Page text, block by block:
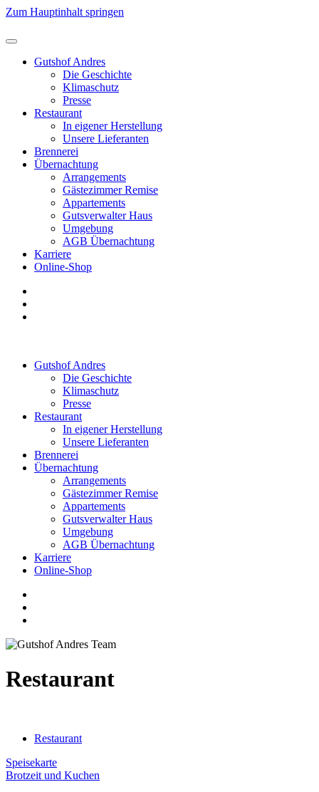
Zum Hauptinhalt springen
Gutshof Andres
Die Geschichte
Klimaschutz
Presse
Restaurant
In eigener Herstellung
Unsere Lieferanten
Brennerei
Übernachtung
Arrangements
Gästezimmer Remise
Appartements
Gutsverwalter Haus
Umgebung
AGB Übernachtung
Karriere
Online-Shop
Gutshof Andres
Die Geschichte
Klimaschutz
Presse
Restaurant
In eigener Herstellung
Unsere Lieferanten
Brennerei
Übernachtung
Arrangements
Gästezimmer Remise
Appartements
Gutsverwalter Haus
Umgebung
AGB Übernachtung
Karriere
Online-Shop
Restaurant
Restaurant
Speisekarte
Brotzeit und Kuchen